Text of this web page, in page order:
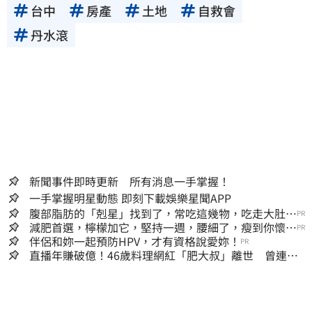
台中 房產 土地
自救會
丹水滾
新聞事件即時更新 所有消息一手掌握！
一手掌握明星動態 即刻下載娛樂星聞APP
腹部脂肪的「剋星」找到了，常吃這幾物，吃走大肚
囊，瘦出小蠻腰
PR
減肥首選，檸檬加它，堅持一週，腰細了，瘦到你懷疑
人生
PR
伴侶和妳一起預防HPV，才有資格說愛妳！ PR
直播年賺破億！46歲料理網紅「肥大叔」離世 曾連播